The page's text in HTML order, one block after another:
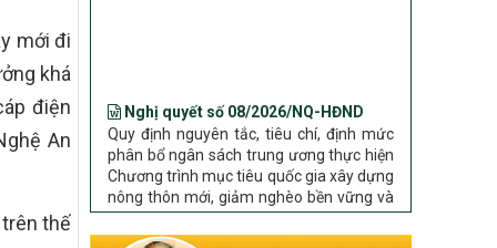
mới đi
khá
điện
An
thế
tỉnh về tình hình thực hiện các Chương trình
mục tiêu quốc gia trên địa bàn
Quy định nguyên tắc, tiêu chí, định mức
phân bổ ngân sách trung ương thực hiện
Chương trình mục tiêu quốc gia xây dựng
nông thôn mới, giảm nghèo bền vững và
phát triển kinh tế – xã hội vùng đồng bào
dân tộc thiểu số và miền núi giai đoạn
2026 – 2030 trên địa bàn tỉnh Nghệ An